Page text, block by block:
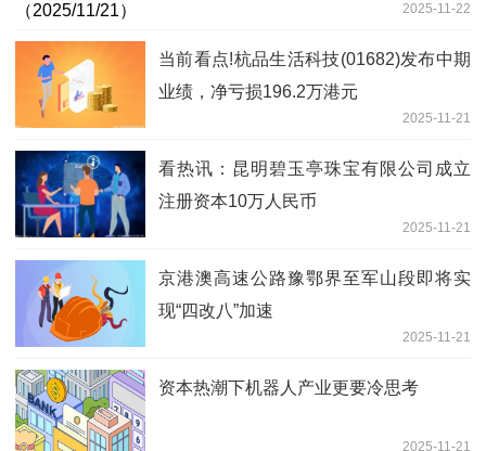
2025-11-22
当前看点!杭品生活科技(01682)发布中期
业绩，净亏损196.2万港元
2025-11-21
看热讯：昆明碧玉亭珠宝有限公司成立
注册资本10万人民币
2025-11-21
京港澳高速公路豫鄂界至军山段即将实
现“四改八”加速
2025-11-21
资本热潮下机器人产业更要冷思考
2025-11-21